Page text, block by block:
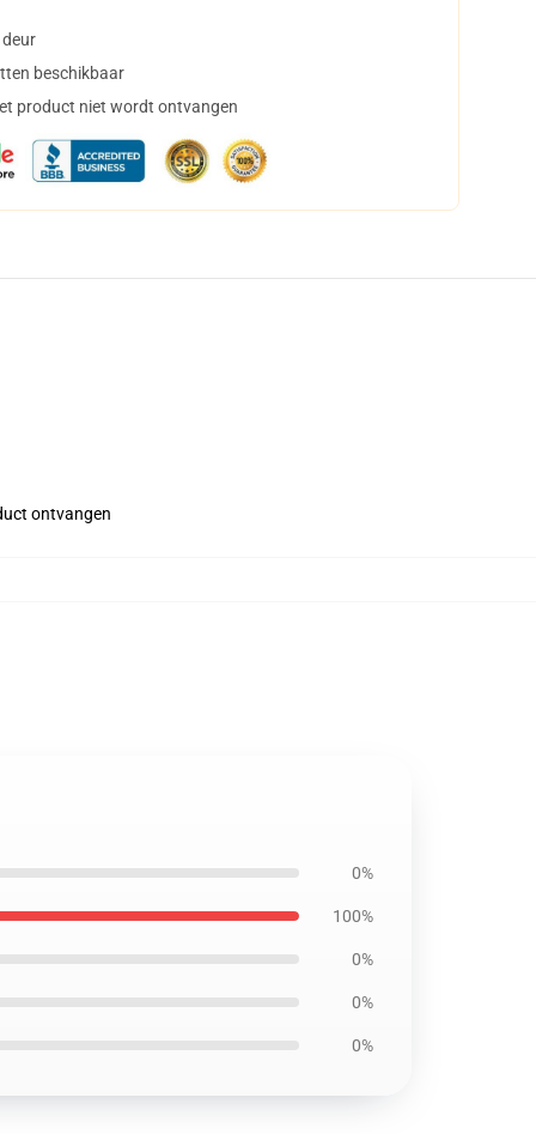
beschikbaar
product niet wordt ontvangen
ontvangen
0%
100%
0%
0%
0%